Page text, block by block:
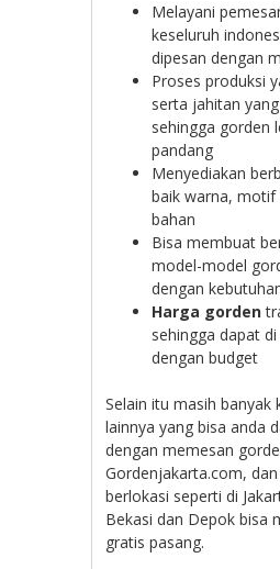
Melayani
keseluruh
dipesan dengan
Proses produksi
serta jahitan
sehingga gorden
pandang
Menyediakan
baik warna, motif
bahan
Bisa membuat
model-model
dengan
Harga gorden
sehingga dapat
dengan budget
Selain itu masih banyak
lainnya yang bisa anda
dengan memesan
Gordenjakarta.com,
berlokasi seperti di
Bekasi dan Depok bisa
gratis pasang.